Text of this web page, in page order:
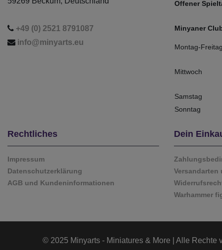
+49 (0) 2521 8791087
info@minyarts.eu
Offener
Minyaner
Montag-Freitag
Mittwoch
Samstag
Sonntag
Rechtliches
Impressum
Datenschutzerklärung
AGB und Kundeninformationen
Dein
Versandarten
Warhammer
© 2025 Minyarts - Miniatures & More | Alle Rechte